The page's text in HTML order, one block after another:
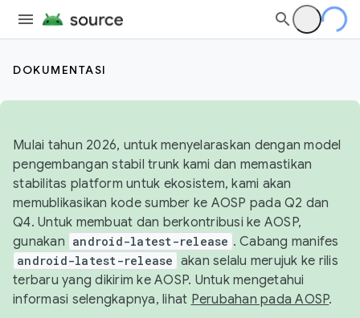
DOKUMENTASI
Mulai tahun 2026, untuk menyelaraskan dengan model
pengembangan stabil trunk kami dan memastikan
stabilitas platform untuk ekosistem, kami akan
memublikasikan kode sumber ke AOSP pada Q2 dan
Q4. Untuk membuat dan berkontribusi ke AOSP,
gunakan android-latest-release . Cabang manifes
android-latest-release akan selalu merujuk ke rilis
terbaru yang dikirim ke AOSP. Untuk mengetahui
informasi selengkapnya, lihat Perubahan pada AOSP.